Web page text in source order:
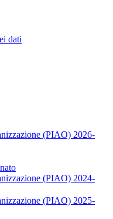
dati
(PIAO) 2026-
(PIAO) 2024-
(PIAO) 2025-